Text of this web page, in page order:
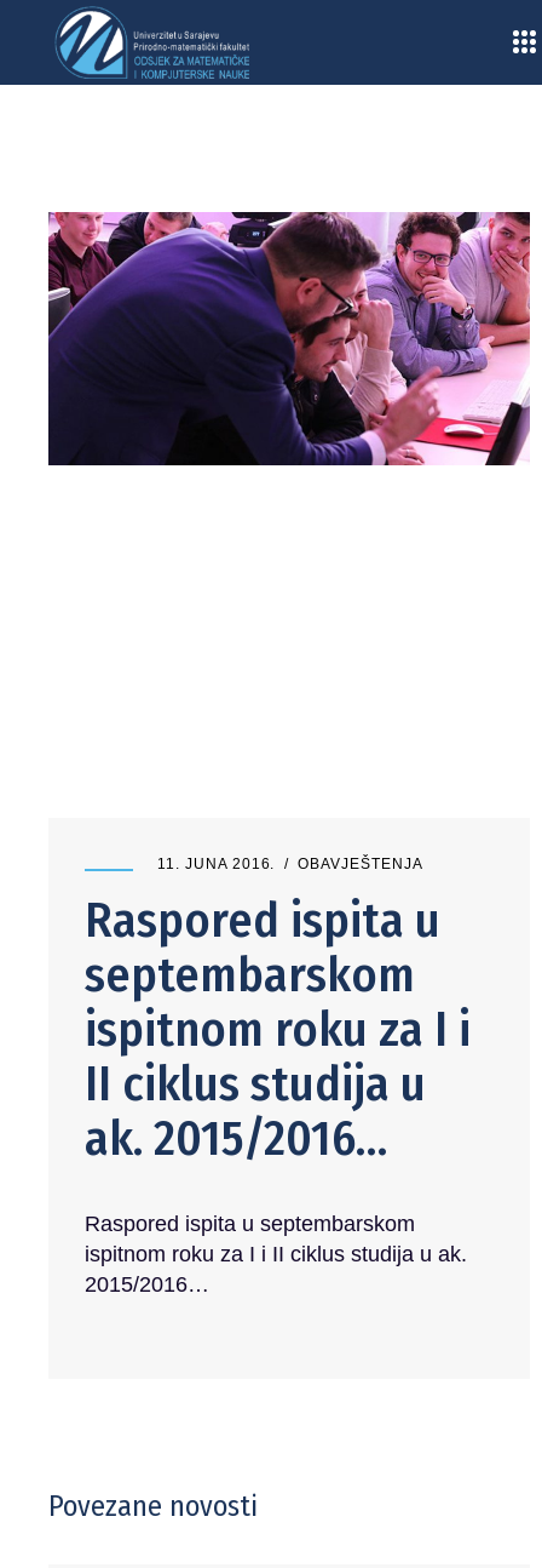
11. JUNA 2016. OBAVJEŠTENJA
Raspored ispita u
septembarskom
ispitnom roku za I i
II ciklus studija u
ak. 2015/2016…
Raspored ispita u septembarskom
ispitnom roku za I i II ciklus studija u ak.
2015/2016…
Povezane novosti